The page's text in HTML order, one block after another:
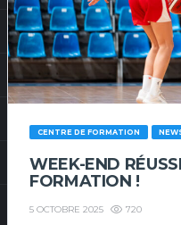
CENTRE DE FORMATION
WEEK-END
FORMATION !
5 OCTOBRE 2025 720